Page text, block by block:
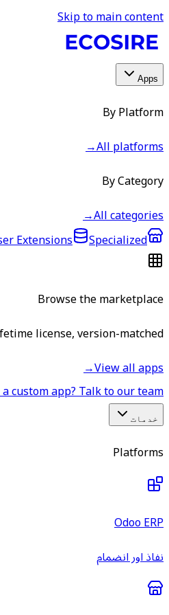
Skip to main content
Apps
By Platform
All platforms
→
By Category
All categories
→
Extensions Specialized
Browse the marketplace
license, version-matched.
View all apps
→
custom app? Talk to our team
خدمات
Platforms
Odoo ERP
نفاذ اور انضمام